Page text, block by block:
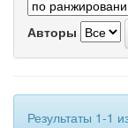
Авторы
Результаты 1-1